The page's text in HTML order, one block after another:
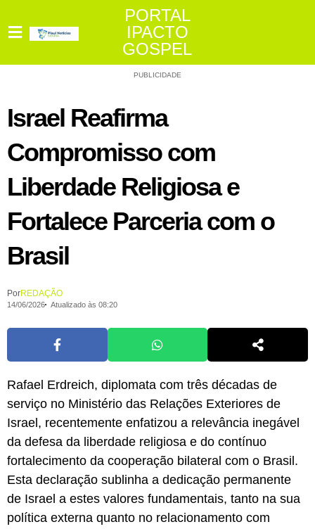
PORTAL
IPACTO
GOSPEL
PUBLICIDADE
Israel Reafirma
Compromisso com
Liberdade Religiosa e
Fortalece Parceria com o
Brasil
PorREDAÇÃO
14/06/2026 Atualizado às 08:20
Rafael Erdreich, diplomata com três décadas de
serviço no Ministério das Relações Exteriores de
Israel, recentemente enfatizou a relevância inegável
da defesa da liberdade religiosa e do contínuo
fortalecimento da cooperação bilateral com o Brasil.
Esta declaração sublinha a dedicação permanente
de Israel a estes valores fundamentais, tanto na sua
política externa quanto no relacionamento com